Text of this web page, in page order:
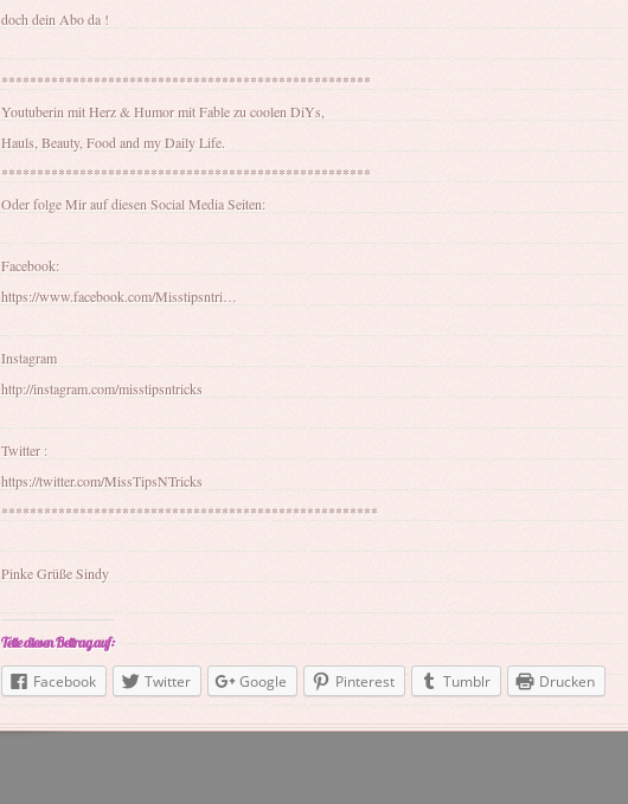
doch dein Abo da !
****************************************************
Youtuberin mit Herz & Humor mit Fable zu coolen DiYs,
Hauls, Beauty, Food and my Daily Life.
****************************************************
Oder folge Mir auf diesen Social Media Seiten:
Facebook:
https://www.facebook.com/Misstipsntri…
Instagram
http://instagram.com/misstipsntricks
Twitter :
https://twitter.com/MissTipsNTricks
*****************************************************
Pinke Grüße Sindy
Teile diesen Beitrag auf:
Facebook Twitter Google Pinterest Tumblr Drucken